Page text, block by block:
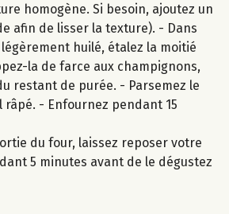
homogène. Si besoin, ajoutez un
afin de lisser la texture). - Dans
huilé, étalez la moitié
la de farce aux champignons,
restant de purée. - Parsemez le
- Enfournez pendant 15
sortie du four, laissez reposer votre
5 minutes avant de le dégustez